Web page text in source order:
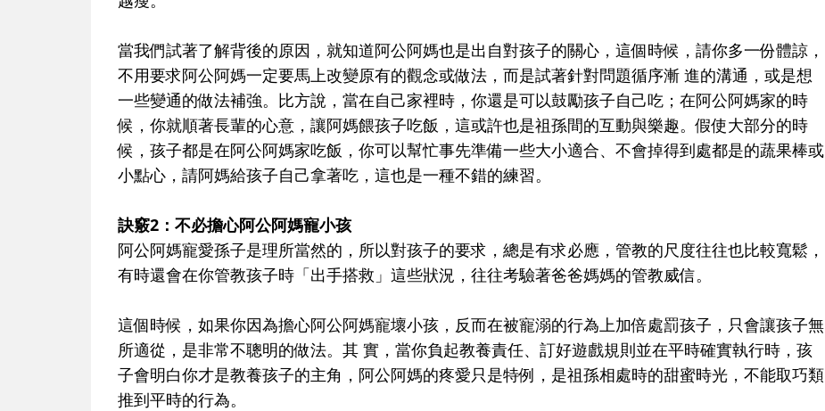
當我們試著了解背後的原因，就知道阿公阿媽也是出自對孩子的關心，這個時候，請你多一份體諒，
不用要求阿公阿媽一定要馬上改變原有的觀念或做法，而是試著針對問題循序漸 進的溝通，或是想
一些變通的做法補強。比方說，當在自己家裡時，你還是可以鼓勵孩子自己吃；在阿公阿媽家的時
候，你就順著長輩的心意，讓阿媽餵孩子吃飯，這或許也是祖孫間的互動與樂趣。假使大部分的時
候，孩子都是在阿公阿媽家吃飯，你可以幫忙事先準備一些大小適合、不會掉得到處都是的蔬果棒或
小點心，請阿媽給孩子自己拿著吃，這也是一種不錯的練習。
訣竅2：不必擔心阿公阿媽寵小孩
阿公阿媽寵愛孫子是理所當然的，所以對孩子的要求，總是有求必應，管教的尺度往往也比較寬鬆，
有時還會在你管教孩子時「出手搭救」這些狀況，往往考驗著爸爸媽媽的管教威信。
這個時候，如果你因為擔心阿公阿媽寵壞小孩，反而在被寵溺的行為上加倍處罰孩子，只會讓孩子無
所適從，是非常不聰明的做法。其 實，當你負起教養責任、訂好遊戲規則並在平時確實執行時，孩
子會明白你才是教養孩子的主角，阿公阿媽的疼愛只是特例，是祖孫相處時的甜蜜時光，不能取巧類
推到平時的行為。